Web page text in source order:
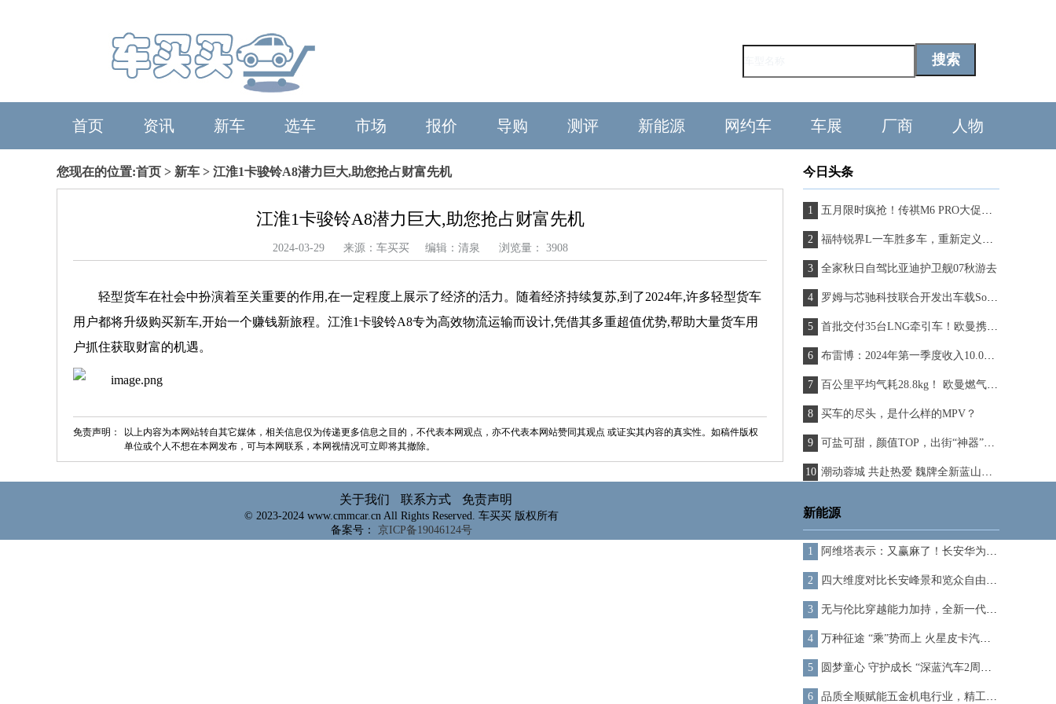
首页 资讯 新车 选车 市场 报价 导购 测评 新能源 网约车 车展 厂商 人物
您现在的位置:首页 > 新车 > 江淮1卡骏铃A8潜力巨大,助您抢占财富先机
江淮1卡骏铃A8潜力巨大,助您抢占财富先机
2024-03-29 来源：车买买 编辑：清泉 浏览量： 3908
轻型货车在社会中扮演着至关重要的作用,在一定程度上展示了经济的活力。随着经济持续复苏,到了2024年,许多轻型货车
用户都将升级购买新车,开始一个赚钱新旅程。江淮1卡骏铃A8专为高效物流运输而设计,凭借其多重超值优势,帮助大量货车用
户抓住获取财富的机遇。
免责声明：
以上内容为本网站转自其它媒体，相关信息仅为传递更多信息之目的，不代表本网观点，亦不代表本网站赞同其观点 或证实其内容的真实性。如稿件版权
单位或个人不想在本网发布，可与本网联系，本网视情况可立即将其撤除。
今日头条
五月限时疯抢！传祺M6 PRO大促，错过你将会遗憾一整年
福特锐界L一车胜多车，重新定义家庭出行新高度
全家秋日自驾比亚迪护卫舰07秋游去
罗姆与芯驰科技联合开发出车载SoC参考设计
首批交付35台LNG牵引车！欧曼携手北京骏世通达打造快递物流新生态
布雷博：2024年第一季度收入10.046亿欧元，增长4.4%（按同比汇率计算，增长5.3%）
百公里平均气耗28.8kg！ 欧曼燃气车横贯中国新鲜之旅圆满收官
买车的尽头，是什么样的MPV？
可盐可甜，颜值TOP，出街“神器”就选QQ冰淇淋青春版，2.99万起售
潮动蓉城 共赴热爱 魏牌全新蓝山成都车展圈粉无数
新能源
阿维塔表示：又赢麻了！长安华为合资成立新公司
四大维度对比长安峰景和览众自由炮，谁表现最佳？
无与伦比穿越能力加持，全新一代福特F-150猛禽让越野畅行无阻
万种征途 “乘”势而上 火星皮卡汽油版245马力即将激“擎”上市
圆梦童心 守护成长 “深蓝汽车2周年希望小学圆梦计划”启动
品质全顺赋能五金机电行业，精工锻造演绎品牌百年基因 2023款福特全顺武汉上市
关于我们 联系方式 免责声明
© 2023-2024 www.cmmcar.cn All Rights Reserved. 车买买 版权所有
备案号：
京ICP备19046124号